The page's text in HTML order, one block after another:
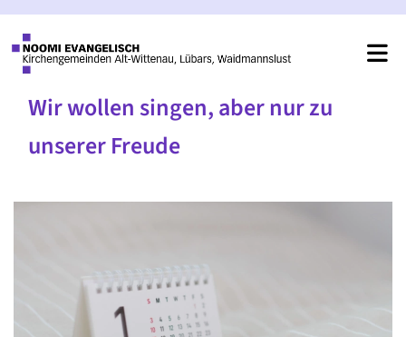
Wir wollen singen, aber nur zu
unserer Freude